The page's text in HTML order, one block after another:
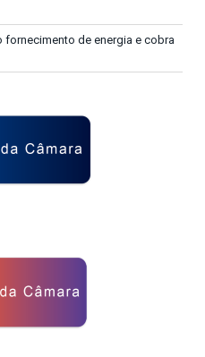
fornecimento de energia e cobra